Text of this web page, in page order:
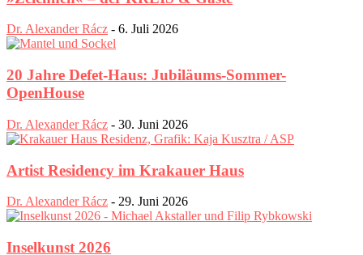
Dr. Alexander Rácz - 6. Juli 2026
20 Jahre Defet-Haus: Jubiläums-Sommer-
OpenHouse
Dr. Alexander Rácz - 30. Juni 2026
Artist Residency im Krakauer Haus
Dr. Alexander Rácz - 29. Juni 2026
Inselkunst 2026